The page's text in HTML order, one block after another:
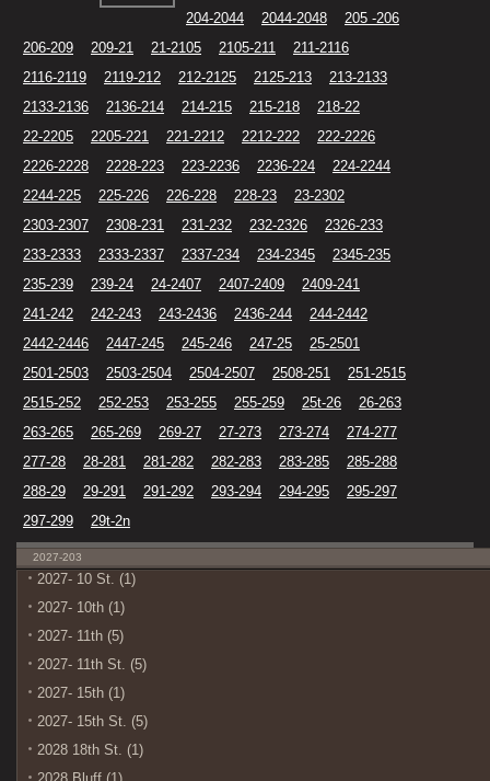
204-2044
2044-2048
205 -206
206-209
209-21 21-2105 2105-211
211-2116
2116-2119
2119-212 212-2125 2125-213
213-2133
2133-2136
2136-214 214-215 215-218
218-22
22-2205
2205-221 221-2212 2212-222
222-2226
2226-2228
2228-223 223-2236 2236-224
224-2244
2244-225
225-226 226-228 228-23
23-2302
2303-2307
2308-231 231-232 232-2326
2326-233
233-2333
2333-2337 2337-234 234-2345
2345-235
235-239
239-24 24-2407 2407-2409
2409-241
241-242
242-243 243-2436 2436-244
244-2442
2442-2446
2447-245 245-246 247-25
25-2501
2501-2503
2503-2504 2504-2507 2508-251
251-2515
2515-252
252-253 253-255 255-259 25t-26
26-263
263-265
265-269 269-27 27-273 273-274
274-277
277-28
28-281 281-282 282-283 283-285
285-288
288-29
29-291 291-292 293-294 294-295
295-297
297-299
29t-2n
2027-203
2027- 10 St. (1)
2027- 10th (1)
2027- 11th (5)
2027- 11th St. (5)
2027- 15th (1)
2027- 15th St. (5)
2028 18th St. (1)